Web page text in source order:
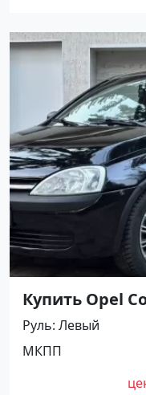
Купить Opel
(1200/75 л.с.)
Армавир
цене 490000
№27490 на
Руль Левый
МКПП